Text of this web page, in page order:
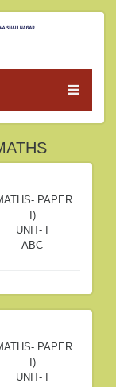
PAPER
I)
UNIT- I
ABC
PAPER
I)
UNIT- I